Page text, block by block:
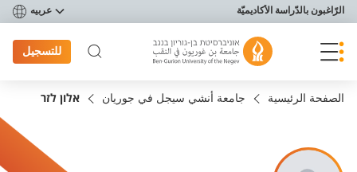
תפריט נגישות
الرّاغبون بالدّراسة الأكاديميّة عربيه
للتسجيل
الصفحة الرئيسية جامعة أنشي سيجل في جوريان אלון לזר